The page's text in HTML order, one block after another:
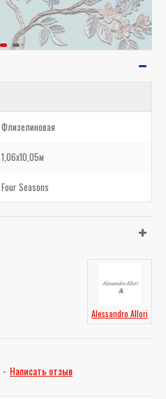
Флизелиновая
1,06x10,05м
Four Seasons
Alessandro Allori
- Написать отзыв